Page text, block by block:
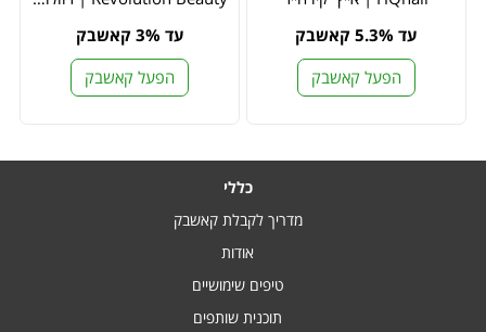
עד 5.3% קאשבק
הפעל קאשבק
עד 3% קאשבק
הפעל קאשבק
כללי
מדריך לקבלת קאשבק
אודות
טיפים שימושיים
תוכנית שותפים